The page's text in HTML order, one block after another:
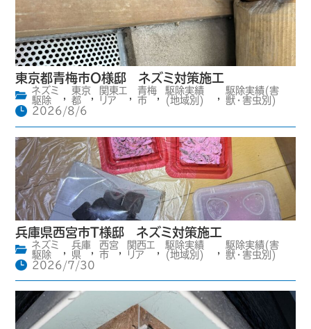
東京都青梅市O様邸 ネズミ対策施工
ネズミ
駆除
,
東京
都
,
関東エ
リア
,
青梅
市
,
駆除実績
(地域別)
,
駆除実績(害
獣・害虫別)
2026/8/6
兵庫県西宮市T様邸 ネズミ対策施工
ネズミ
駆除
兵庫
県
,
西宮
市
関西エ
リア
駆除実績
(地域別)
駆除実績(害
獣・害虫別)
2026/7/30